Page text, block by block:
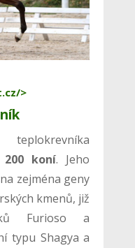
>
teplokrevníka
200 koní. Jeho
zejména geny
kmenů, již
Furioso a
typu Shagya a